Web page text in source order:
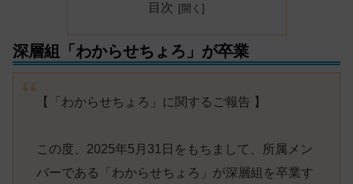
目次
深層組「わからせちょろ」が卒業
【「わからせちょろ」に関するご報告 】
この度、2025年5月31日をもちまして、所属メン
バーである「わからせちょろ」が深層組を卒業す